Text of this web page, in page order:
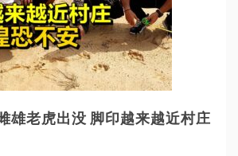
雄老虎出没 脚印越来越近村庄